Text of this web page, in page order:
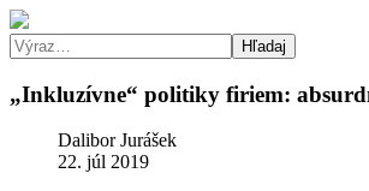
Hľadaj
„Inkluzívne“ politiky firiem:
Dalibor Jurášek
22. júl 2019